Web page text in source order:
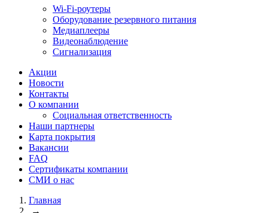
Wi-Fi-роутеры
Оборудование резервного питания
Медиаплееры
Видеонаблюдение
Сигнализация
Акции
Новости
Контакты
О компании
Социальная ответственность
Наши партнеры
Карта покрытия
Вакансии
FAQ
Сертификаты компании
СМИ о нас
Главная
→